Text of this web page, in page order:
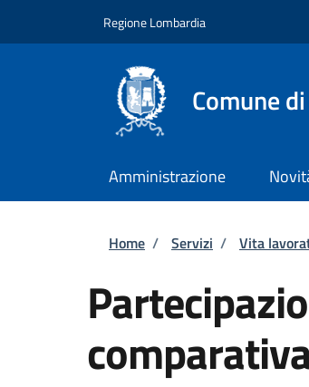
Regione Lombardia
Comune
Amministrazione
Briciole di
Home / Servizi / Vita